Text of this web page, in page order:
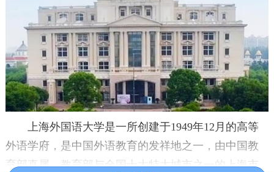
上海外国语大学是一所创建于1949年12月的高等
外语学府，是中国外语教育的发祥地之一，由中国教
育部直属，教育部与全国十大特大城市之一的上海市